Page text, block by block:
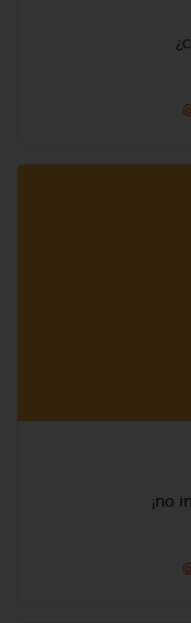
¡no